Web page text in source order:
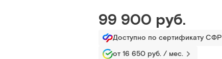
99 900 руб.
Доступно по сертификату СФР
от 16 650 руб. / мес.